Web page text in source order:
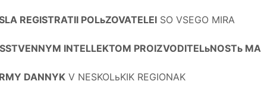
REGISTRATII POLьZOVATELEI SO VSEGO MIRA
INTELLEKTOM PROIZVODITELьNOSTь
DANNYK V NESKOLьKIK REGIONAK